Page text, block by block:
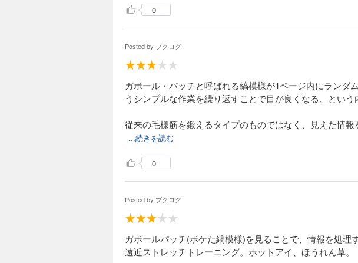
0
Posted by ブクログ
ガボール・パッチと呼ばれる縞模様が1ページ内にラン
うシンプルな作業を繰り返すことで目が良くなる、という
従来の毛様筋を鍛えるタイプのものではなく、見えた情
...続きを読む
0
Posted by ブクログ
ガボールパッチ(ボケた縞模様)を見ることで、情報を処
遠近ストレッチトレーニング。ホットアイ、ほうれん草。